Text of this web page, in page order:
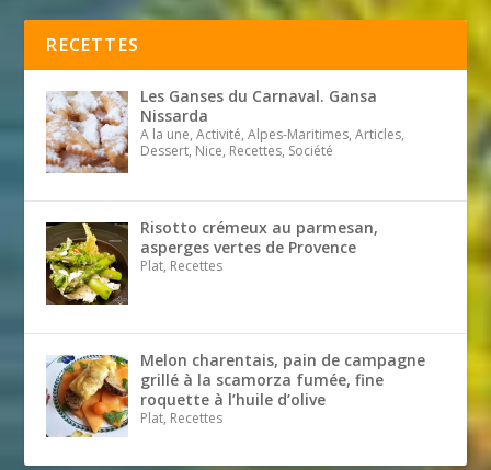
RECETTES
Les Ganses du Carnaval. Gansa
Nissarda
A la une, Activité, Alpes-Maritimes, Articles,
Dessert, Nice, Recettes, Société
Risotto crémeux au parmesan,
asperges vertes de Provence
Plat, Recettes
Melon charentais, pain de campagne
grillé à la scamorza fumée, fine
roquette à l’huile d’olive
Plat, Recettes